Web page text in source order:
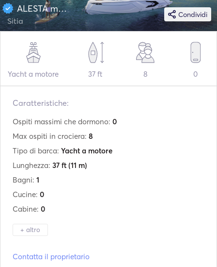
Condividi
ALESTA marine 37
Sitia
Yacht a motore 37 ft 8 0
Caratteristiche:
Ospiti massimi che dormono: 0
Max ospiti in crociera: 8
Tipo di barca: Yacht a motore
Lunghezza: 37 ft (11 m)
Bagni: 1
Cucine: 0
Cabine: 0
+ altro
Contatta il proprietario